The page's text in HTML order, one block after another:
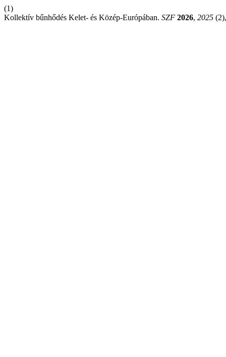
(1)
Kollektív bűnhődés Kelet- és Közép-Európában. SZF 2026, 2025